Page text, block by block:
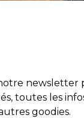
newsletter
toutes les
goodies.